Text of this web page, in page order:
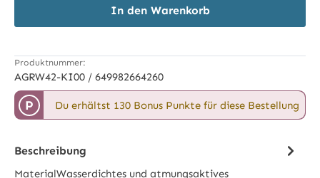
In den Warenkorb
Produktnummer:
AGRW42-KI00 / 649982664260
P Du erhältst 130 Bonus Punkte für diese Bestellung
Beschreibung
MaterialWasserdichtes und atmungsaktives